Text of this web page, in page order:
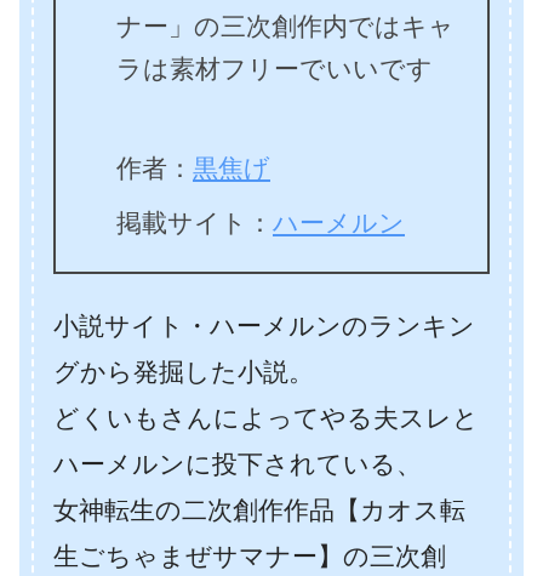
ナー」の三次創作内ではキャ
ラは素材フリーでいいです
作者： 黒焦げ
掲載サイト： ハーメルン
小説サイト・ハーメルンのランキン
グから発掘した小説。
どくいもさんによってやる夫スレと
ハーメルンに投下されている、
女神転生の二次創作作品【カオス転
生ごちゃまぜサマナー】の三次創